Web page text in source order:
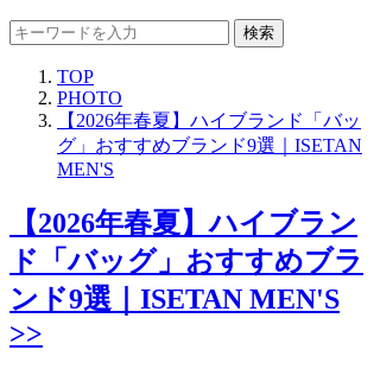
検索
TOP
PHOTO
【2026年春夏】ハイブランド「バッ
グ」おすすめブランド9選｜ISETAN
MEN'S
【2026年春夏】ハイブラン
ド「バッグ」おすすめブラ
ンド9選｜ISETAN MEN'S
>>